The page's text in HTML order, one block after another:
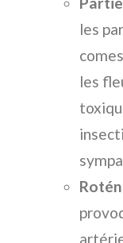
les
les